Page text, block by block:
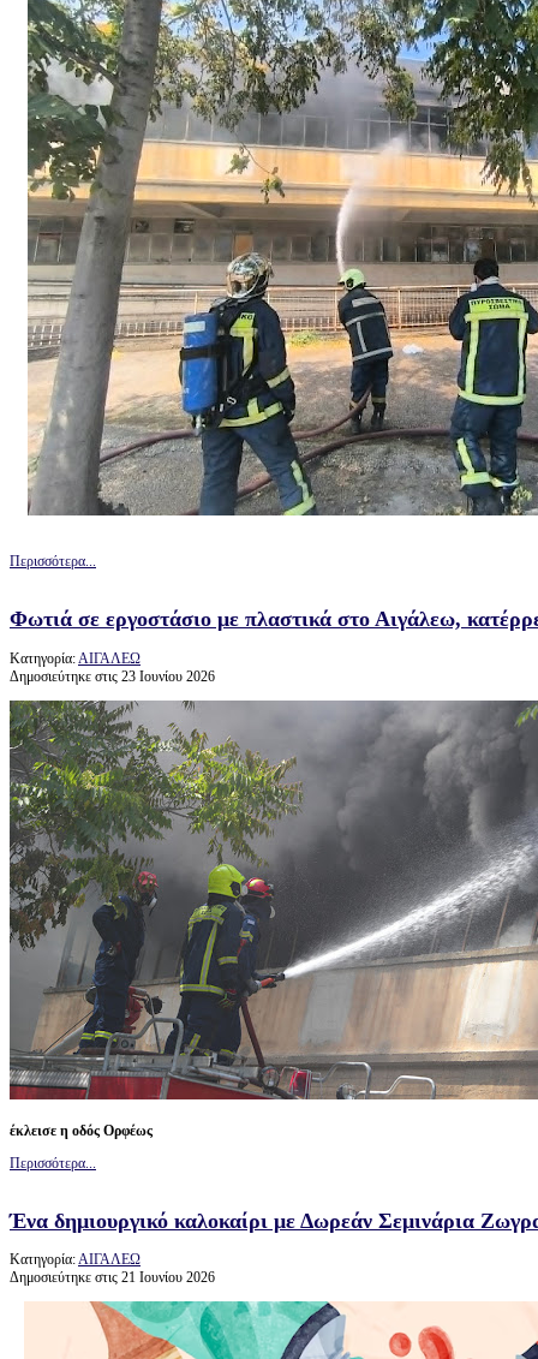
Περισσότερα...
Φωτιά σε εργοστάσιο με πλαστικά στο Αιγάλεω,
Κατηγορία: ΑΙΓΑΛΕΩ
Δημοσιεύτηκε στις 23 Ιουνίου 2026
έκλεισε η οδός Ορφέως
Περισσότερα...
Ένα δημιουργικό καλοκαίρι με Δωρεάν Σεμινάρια
Κατηγορία:ΑΙΓΑΛΕΩ
Δημοσιεύτηκε στις 21 Ιουνίου 2026